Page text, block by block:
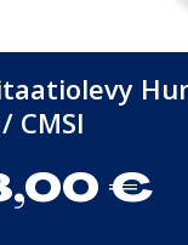
CMSI
€